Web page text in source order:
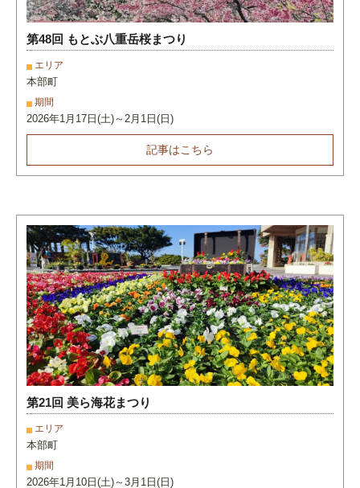
第48回 もとぶ八重岳桜まつり
エリア
本部町
期間
2026年1月17日(土)～2月1日(日)
記事はこちら
第21回 美ら海花まつり
エリア
本部町
期間
2026年1月10日(土)～3月1日(日)